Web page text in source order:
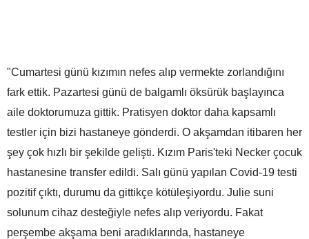
"Cumartesi günü kızımın nefes alıp vermekte zorlandığını
fark ettik. Pazartesi günü de balgamlı öksürük başlayınca
aile doktorumuza gittik. Pratisyen doktor daha kapsamlı
testler için bizi hastaneye gönderdi. O akşamdan itibaren her
şey çok hızlı bir şekilde gelişti. Kızım Paris'teki Necker çocuk
hastanesine transfer edildi. Salı günü yapılan Covid-19 testi
pozitif çıktı, durumu da gittikçe kötüleşiyordu. Julie suni
solunum cihaz desteğiyle nefes alıp veriyordu. Fakat
perşembe akşama beni aradıklarında, hastaneye